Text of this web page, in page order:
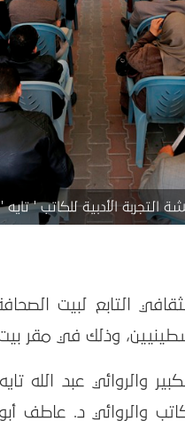
التجربة الأدبية للكاتب ' تايه '
الثقافي التابع
وذلك في مقر
والروائي عبد
والروائي د. عاطف